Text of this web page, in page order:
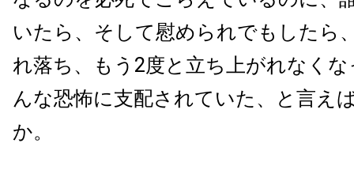
いたら、そして慰められでもしたら
れ落ち、もう2度と立ち上がれなく
んな恐怖に支配されていた、と言え
か。